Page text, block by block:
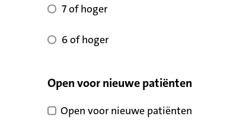
7 of hoger voor reviewscore
7 of hoger
6 of hoger voor reviewscore
6 of hoger
Open voor nieuwe patiënten
Open voor nieuwe patiënten